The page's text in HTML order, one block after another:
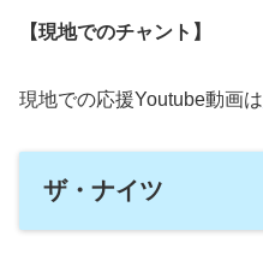
【現地でのチャント】
現地での応援Youtube動画は
ザ・ナイツ